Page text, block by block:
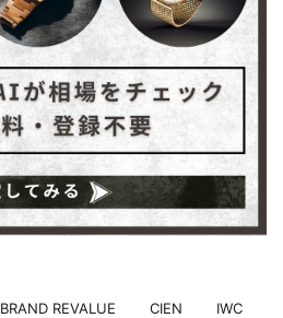
BRAND REVALUE CIEN IWC